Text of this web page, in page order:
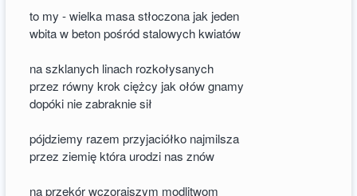
to my - wielka masa stłoczona jak jeden
wbita w beton pośród stalowych kwiatów
na szklanych linach rozkołysanych
przez równy krok ciężcy jak ołów gnamy
dopóki nie zabraknie sił
pójdziemy razem przyjaciółko najmilsza
przez ziemię która urodzi nas znów
na przekór wczorajszym modlitwom